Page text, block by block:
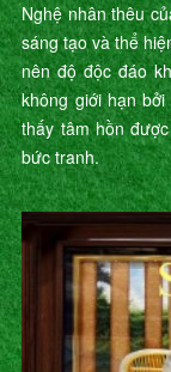
Nghệ nhân thêu
sáng tạo và thể
nên độ độc đáo
không giới hạn
thấy tâm hồn
bức tranh.